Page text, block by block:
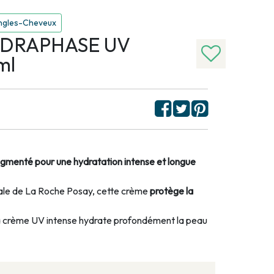
Cheveux
UV
pour une hydratation intense et longue
de La Roche Posay, cette crèmeprotège la
UV intense hydrate profondément la peau